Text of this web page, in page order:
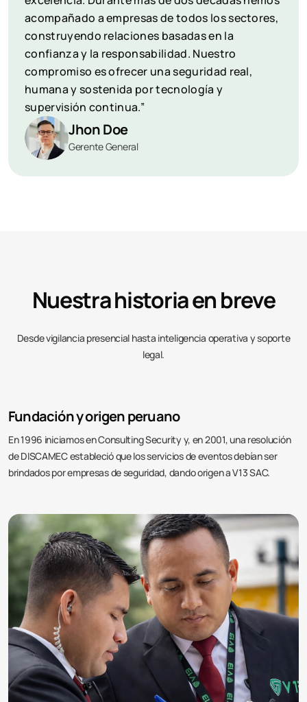
acompañado a empresas de todos los sectores,
construyendo relaciones basadas en la
confianza y la responsabilidad. Nuestro
compromiso es ofrecer una seguridad real,
humana y sostenida por tecnología y
supervisión continua.”
Jhon Doe
Gerente General
Nuestra historia en breve
Desde vigilancia presencial hasta inteligencia operativa y soporte
legal.
Fundación y origen peruano
En 1996 iniciamos en Consulting Security y, en 2001, una resolución
de DISCAMEC estableció que los servicios de eventos debían ser
brindados por empresas de seguridad, dando origen a V13 SAC.